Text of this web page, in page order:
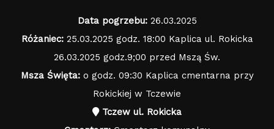
Data pogrzebu:26.03.2025
Różaniec:25.03.2025 godz. 18:00 Kaplica ul. Rokicka
26.03.2025 godz.9;00 przed Mszą Św.
Msza Święta:o godz. 09:30 Kaplica cmentarna przy
Rokickiej w Tczewie
Tczew ul. Rokicka